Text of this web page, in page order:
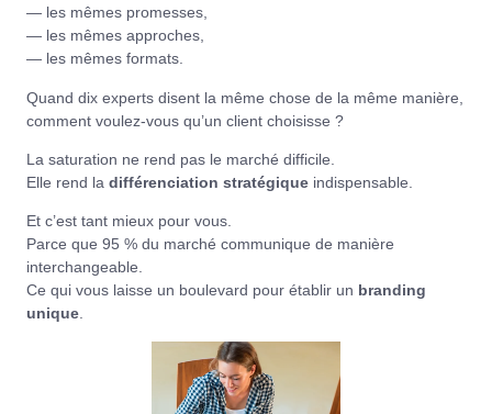
— les mêmes promesses,
— les mêmes approches,
— les mêmes formats.
Quand dix experts disent la même chose de la même manière,
comment voulez-vous qu’un client choisisse ?
La saturation ne rend pas le marché difficile.
Elle rend la différenciation stratégique indispensable.
Et c’est tant mieux pour vous.
Parce que 95 % du marché communique de manière
interchangeable.
Ce qui vous laisse un boulevard pour établir un branding
unique.